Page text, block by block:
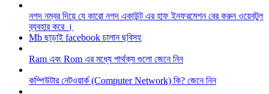
নগদ নম্বর দিয়ে যে কারো নগদ একাউন্ট এর হাফ ইনফরমেশন বের করুন ওয়েবটুল
ব্যবহার করে ।
Mb ছাড়াই facebook চালান ছবিসহ
Ram এবং Rom এর মধ্যে পার্থক্য গুলো জেনে নিন
কম্পিউটার নেটওয়ার্ক (Computer Network) কি? জেনে নিন